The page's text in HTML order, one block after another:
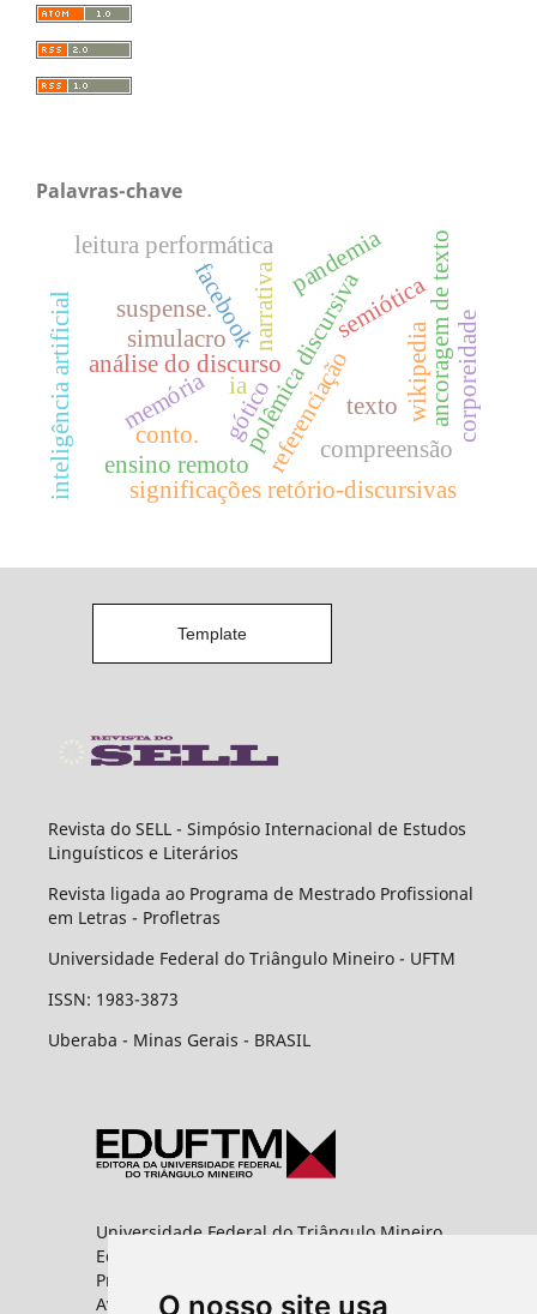
O nosso site usa
Palavras-chave
análise do discursopolêmica discursiva
facebook
simulacro semiótica
suspense.
memória
narrativa
conto. referenciação ancoragem de texto
significações retório-discursivas
compreensão
texto
leitura performática
inteligência artificial ia corporeidade
ensino remoto
pandemia
wikipedia
gótico
Template
Revista do SELL - Simpósio Internacional de Estudos
Linguísticos e Literários
Revista ligada ao Programa de Mestrado Profissional
em Letras - Profletras
Universidade Federal do Triângulo Mineiro - UFTM
ISSN: 1983-3873
Uberaba - Minas Gerais - BRASIL
Universidade Federal do Triângulo Mineiro
Editora UFTM
Prédio da Reitoria
Av. Frei Paulino, nº 30,